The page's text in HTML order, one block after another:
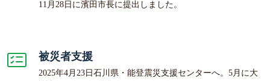
11月28日に濱田市長に提出しました。
被災者支援
2025年4月23日石川県・能登震災支援センターへ。5月に大